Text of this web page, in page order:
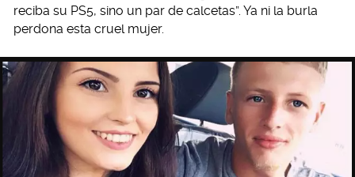
reciba su PS5, sino un par de calcetas”. Ya ni la burla
perdona esta cruel mujer.